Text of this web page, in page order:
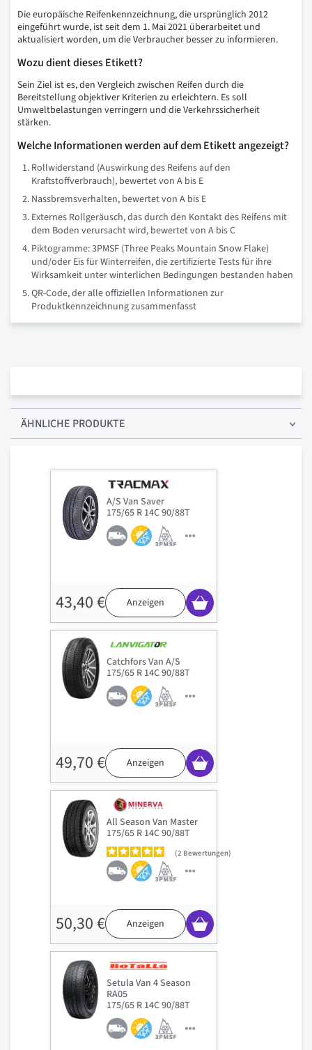
Die europäische Reifenkennzeichnung, die ursprünglich 2012
eingeführt wurde, ist seit dem 1. Mai 2021 überarbeitet und
aktualisiert worden, um die Verbraucher besser zu informieren.
Wozu dient dieses Etikett?
Sein Ziel ist es, den Vergleich zwischen Reifen durch die
Bereitstellung objektiver Kriterien zu erleichtern. Es soll
Umweltbelastungen verringern und die Verkehrssicherheit
stärken.
Welche Informationen werden auf dem Etikett angezeigt?
Rollwiderstand (Auswirkung des Reifens auf den
Kraftstoffverbrauch), bewertet von A bis E
Nassbremsverhalten, bewertet von A bis E
Externes Rollgeräusch, das durch den Kontakt des Reifens mit
dem Boden verursacht wird, bewertet von A bis C
Piktogramme: 3PMSF (Three Peaks Mountain Snow Flake)
und/oder Eis für Winterreifen, die zertifizierte Tests für ihre
Wirksamkeit unter winterlichen Bedingungen bestanden haben
QR-Code, der alle offiziellen Informationen zur
Produktkennzeichnung zusammenfasst
ÄHNLICHE PRODUKTE
A/S Van Saver
175/65 R 14C 90/88T
43,40 € Anzeigen
Catchfors Van A/S
175/65 R 14C 90/88T
49,70 € Anzeigen
All Season Van Master
175/65 R 14C 90/88T
2 Bewertungen
50,30 € Anzeigen
Setula Van 4 Season
RA05
175/65 R 14C 90/88T